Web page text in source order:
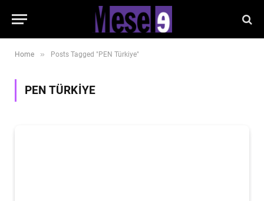
Home » Posts Tagged "PEN Türkiye"
PEN TÜRKIYE